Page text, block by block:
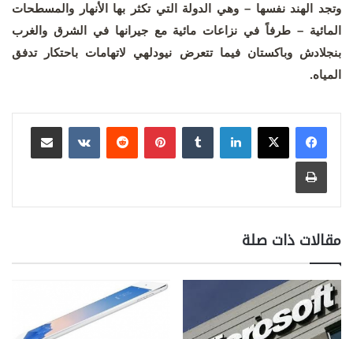
وتجد الهند نفسها – وهي الدولة التي تكثر بها الأنهار والمسطحات
المائية – طرفاً في نزاعات مائية مع جيرانها في الشرق والغرب
بنجلادش وباكستان فيما تتعرض نيودلهي لاتهامات باحتكار تدفق
المياه.
لينكدإن بينتيريست
مشاركة عبر البريد
طباعة
مقالات ذات صلة